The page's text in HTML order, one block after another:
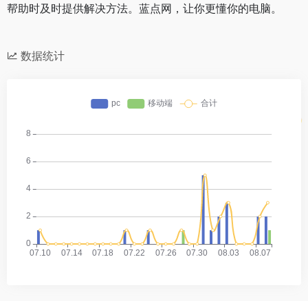
帮助时及时提供解决方法。蓝点网，让你更懂你的电脑。
数据统计